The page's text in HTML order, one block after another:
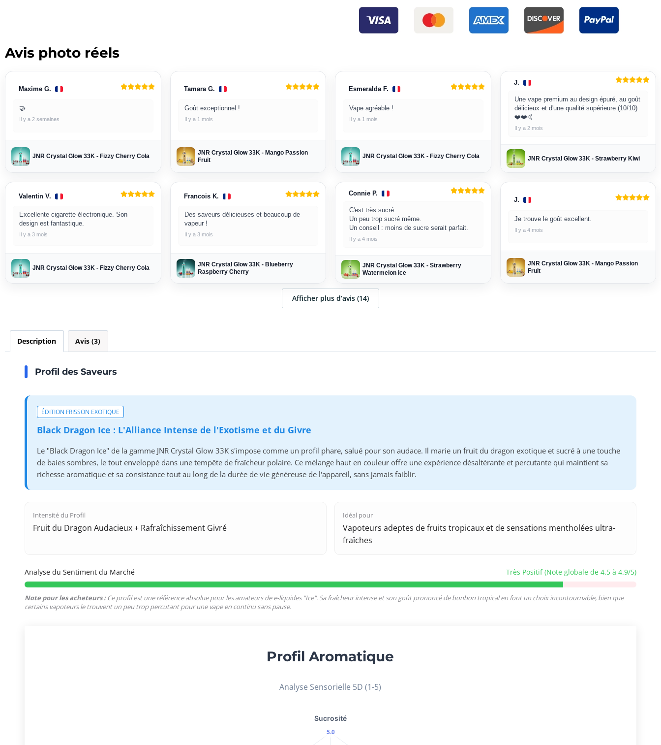
Avis photo réels
Maxime G.
🤝
Il y a 2 semaines
JNR Crystal Glow 33K - Fizzy Cherry Cola
Tamara G.
Goût exceptionnel !
Il y a 1 mois
JNR Crystal Glow 33K - Mango Passion
Fruit
Esmeralda F.
Vape agréable !
Il y a 1 mois
JNR Crystal Glow 33K - Fizzy Cherry Cola
J.
Une vape premium au design épuré, au goût
délicieux et d'une qualité supérieure (10/10)
❤️❤️🤙
Il y a 2 mois
JNR Crystal Glow 33K - Strawberry Kiwi
Valentin V.
Excellente cigarette électronique. Son
design est fantastique.
Il y a 3 mois
JNR Crystal Glow 33K - Fizzy Cherry Cola
Francois K.
Des saveurs délicieuses et beaucoup de
vapeur !
Il y a 3 mois
JNR Crystal Glow 33K - Blueberry
Raspberry Cherry
Connie P.
C'est très sucré.
Un peu trop sucré même.
Un conseil : moins de sucre serait parfait.
Il y a 4 mois
JNR Crystal Glow 33K - Strawberry
Watermelon ice
J.
Je trouve le goût excellent.
Il y a 4 mois
JNR Crystal Glow 33K - Mango Passion
Fruit
Afficher plus d‘avis (14)
Description Avis (3)
Profil des Saveurs
ÉDITION FRISSON EXOTIQUE
Black Dragon Ice : L'Alliance Intense de l'Exotisme et du Givre
Le "Black Dragon Ice" de la gamme JNR Crystal Glow 33K s'impose comme un profil phare, salué pour son audace. Il marie un fruit du dragon exotique et sucré à une touche
de baies sombres, le tout enveloppé dans une tempête de fraîcheur polaire. Ce mélange haut en couleur offre une expérience désaltérante et percutante qui maintient sa
richesse aromatique et sa consistance tout au long de la durée de vie généreuse de l'appareil, sans jamais faiblir.
Intensité du Profil
Fruit du Dragon Audacieux + Rafraîchissement Givré
Idéal pour
Vapoteurs adeptes de fruits tropicaux et de sensations mentholées ultra-
fraîches
Analyse du Sentiment du Marché Très Positif (Note globale de 4.5 à 4.9/5)
Note pour les acheteurs :Ce profil est une référence absolue pour les amateurs de e-liquides "Ice". Sa fraîcheur intense et son goût prononcé de bonbon tropical en font un choix incontournable, bien que
certains vapoteurs le trouvent un peu trop percutant pour une vape en continu sans pause.
Profil Aromatique
Analyse Sensorielle 5D (1-5)